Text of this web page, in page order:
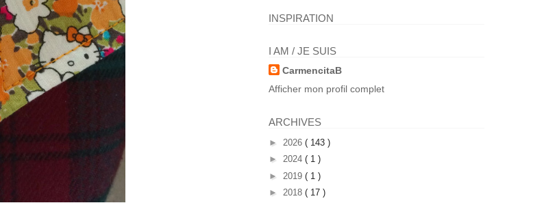
INSPIRATION
I AM / JE SUIS
CarmencitaB
Afficher mon profil complet
ARCHIVES
► 2026 ( 143 )
► 2024 ( 1 )
► 2019 ( 1 )
► 2018 ( 17 )